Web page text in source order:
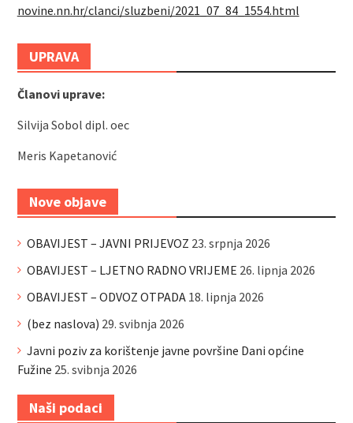
novine.nn.hr/clanci/sluzbeni/2021_07_84_1554.html
UPRAVA
Članovi uprave:
Silvija Sobol dipl. oec
Meris Kapetanović
Nove objave
OBAVIJEST – JAVNI PRIJEVOZ 23. srpnja 2026
OBAVIJEST – LJETNO RADNO VRIJEME 26. lipnja 2026
OBAVIJEST – ODVOZ OTPADA 18. lipnja 2026
(bez naslova) 29. svibnja 2026
Javni poziv za korištenje javne površine Dani općine
Fužine 25. svibnja 2026
Naši podaci